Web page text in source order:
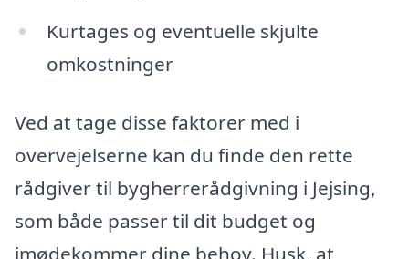
Kurtages og eventuelle skjulte
omkostninger
Ved at tage disse faktorer med i
overvejelserne kan du finde den rette
rådgiver til bygherrerådgivning i Jejsing,
som både passer til dit budget og
imødekommer dine behov. Husk, at